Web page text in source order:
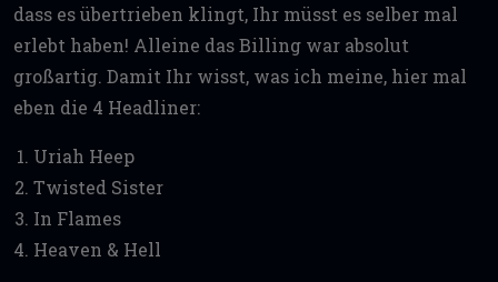
dass es übertrieben klingt, Ihr müsst es selber mal
erlebt haben! Alleine das Billing war absolut
großartig. Damit Ihr wisst, was ich meine, hier mal
eben die 4 Headliner:
Uriah Heep
Twisted Sister
In Flames
Heaven & Hell